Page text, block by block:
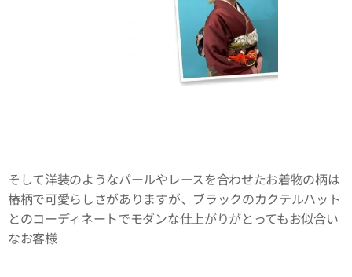
そして洋装のようなパールやレースを合わせたお着物の柄は
椿柄で可愛らしさがありますが、ブラックのカクテルハット
とのコーディネートでモダンな仕上がりがとってもお似合い
なお客様✨